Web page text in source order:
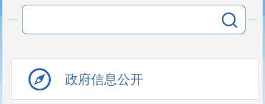
政府信息公开